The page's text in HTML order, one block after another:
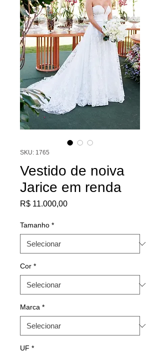
SKU: 1765
Vestido de noiva
Jarice em renda
R$ 11.000,00Preço
Tamanho *
Cor *
Marca *
UF *